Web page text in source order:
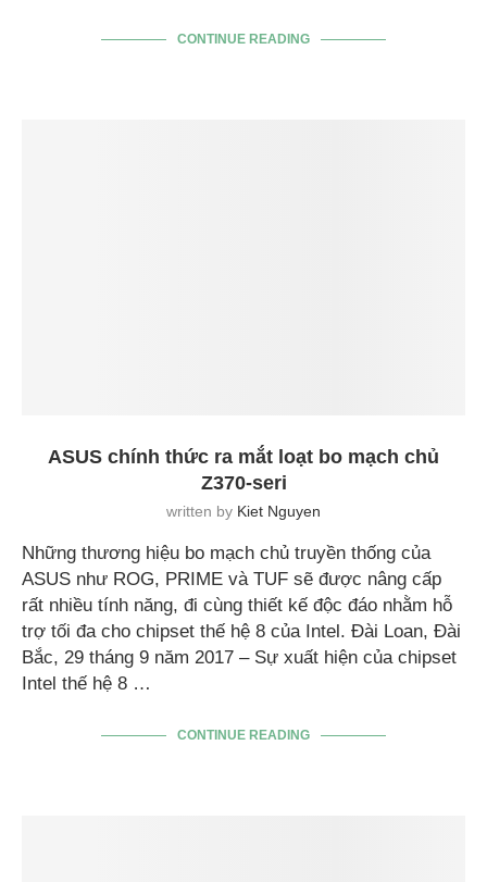
CONTINUE READING
ASUS chính thức ra mắt loạt bo mạch chủ
Z370-seri
written by Kiet Nguyen
Những thương hiệu bo mạch chủ truyền thống của
ASUS như ROG, PRIME và TUF sẽ được nâng cấp
rất nhiều tính năng, đi cùng thiết kế độc đáo nhằm hỗ
trợ tối đa cho chipset thế hệ 8 của Intel. Đài Loan, Đài
Bắc, 29 tháng 9 năm 2017 – Sự xuất hiện của chipset
Intel thế hệ 8 …
CONTINUE READING